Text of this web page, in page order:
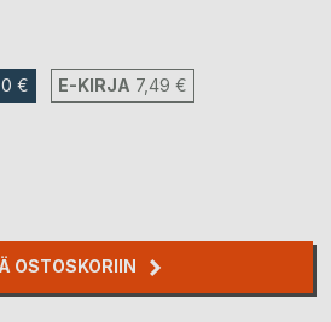
€ E-KIRJA 7,49 €
OSTOSKORIIN